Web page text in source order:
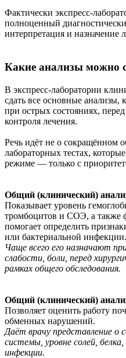
Фактически экспресс-
полноценный
интерпретация и назначение
Какие анализы можно
В экспресс-лаборатории
сдать все основные анализы,
при острых состояниях,
контроля лечения.
Речь идёт не о сокращённом
лабораторных тестах,
режиме — только с
Общий (клинический)
Показывает уровень
тромбоцитов и СОЭ, а также
помогает определить
или бактериальной инфекции.
Чаще всего его назначают
слабости, боли, перед
рамках общего обследования.
Общий (клинический)
Позволяет оценить работу
обменных нарушений.
Даёт врачу представление о
системы, уровне солей,
инфекции.